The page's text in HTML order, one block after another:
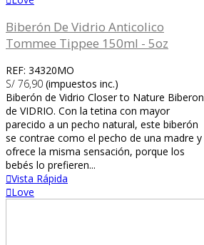
Biberón De Vidrio Anticolico
Tommee Tippee 150ml - 5oz
REF: 34320MO
S/ 76,90 (impuestos inc.)
Biberón de Vidrio Closer to Nature Biberon
de VIDRIO. Con la tetina con mayor
parecido a un pecho natural, este biberón
se contrae como el pecho de una madre y
ofrece la misma sensación, porque los
bebés lo prefieren...
Vista Rápida
Love